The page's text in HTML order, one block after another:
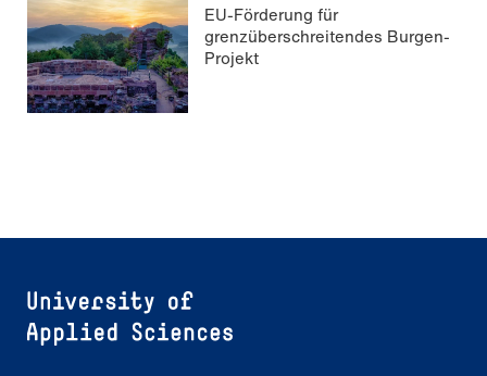
EU-Förderung für
grenzüberschreitendes Burgen-
Projekt